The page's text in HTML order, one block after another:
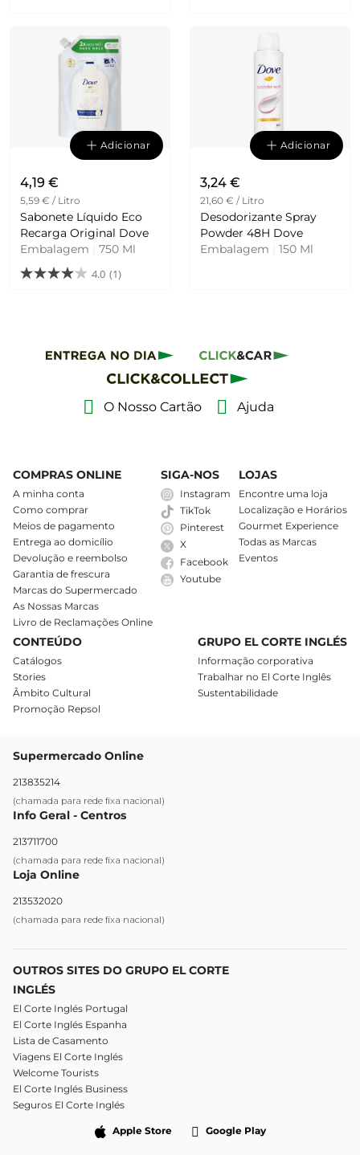
Adicionar
4,19 €
5,59 € / Litro
Sabonete Líquido Eco
Recarga Original Dove
Embalagem
750 Ml
4.0 (1)
Adicionar
3,24 €
21,60 € / Litro
Desodorizante Spray
Powder 48H Dove
Embalagem
150 Ml
O Nosso Cartão Ajuda
COMPRAS ONLINE
A minha conta
Como comprar
Meios de pagamento
Entrega ao domicílio
Devolução e reembolso
Garantia de frescura
Marcas do Supermercado
As Nossas Marcas
Livro de Reclamações Online
SIGA-NOS
Instagram
TikTok
Pinterest
X
Facebook
Youtube
LOJAS
Encontre uma loja
Localização e Horários
Gourmet Experience
Todas as Marcas
Eventos
CONTEÚDO
Catálogos
Stories
Âmbito Cultural
Promoção Repsol
GRUPO EL CORTE INGLÉS
Informação corporativa
Trabalhar no El Corte Inglês
Sustentabilidade
Supermercado Online
213835214
(chamada para rede fixa nacional)
Info Geral - Centros
213711700
(chamada para rede fixa nacional)
Loja Online
213532020
(chamada para rede fixa nacional)
OUTROS SITES DO GRUPO EL CORTE
INGLÉS
El Corte Inglés Portugal
El Corte Inglés Espanha
Lista de Casamento
Viagens El Corte Inglés
Welcome Tourists
El Corte Inglés Business
Seguros El Corte Inglés
Apple Store Google Play